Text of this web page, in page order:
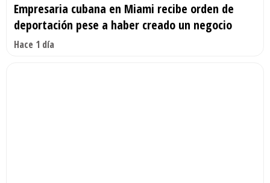
Empresaria cubana en Miami recibe orden de
deportación pese a haber creado un negocio
Hace 1 día